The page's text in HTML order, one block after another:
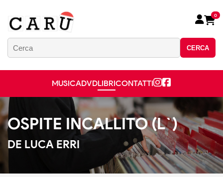
CERCA
0
MUSICADVDLIBRICONTATTI
OSPITE INCALLITO (L`)
DE LUCA ERRI